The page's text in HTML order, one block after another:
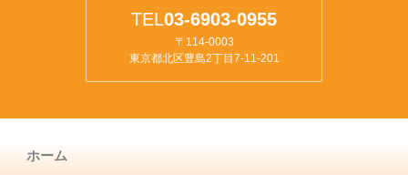
TEL03-6903-0955
〒114-0003
東京都北区豊島2丁目7-11-201
ホーム